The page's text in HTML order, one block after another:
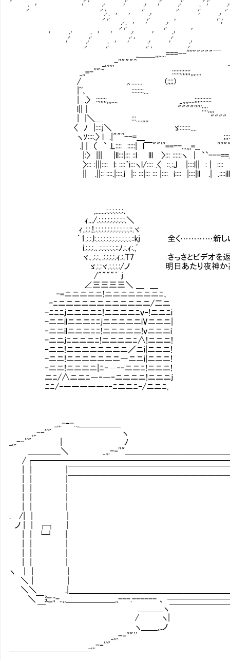
,: ' ' ,:', ' ,:' ' ,:' ,: ' ,:',:
,:',: ' ' ,:' , ' ,:', ' ,:'
,:',: ' ' ,:' , ' ,:', '
' ,:' ,: ' ' ,:', '
' ,:' ,: ' ' ,:', '
_＿＿,,,....===--''''"""""￣
_,,,,,,-''"""^
_,,=-''"~ ::::::;;;;;;,,,....
/ ,､....... (;;;;)
|ﾞ'､ ::::::::...
| .〉 ::;;;;;,,,.... _,,,,....;;;::::::::
l|| | """"'''''::::,,,,
| |＼＿ :::....,,,, """"
〈 ﾉ |::::j＼ ゞ:::::::....
ヽｿ::::.〉 l .|""''--=＿ ;;;:::....
.| | （ ` .L:::: :::::| l￣""'''==--...,,,=__
|:〉 ||| |ll:::|::: ::l lll 〉::: ::::::ヽ | ``---
〉::: :|||:::: l: ::::`i:::ヽl/:::: .〈 ::.:J |::::l|| : | ::::
|| .||:: ::::.|::::.i |:: :::|::: ::: |:::: i:::: |::::|ll .| .::::ill
,.......:.:.:.:.:.:､
ｨ.../.:.:.:.:.:.:.:.:.:.＼
ｨ..:.:.!.:.:.:.:.:.:.:.:.:.:.:.::.ヾ
´1.:.:.l:.:.:.:.:.:.:.:.:.:.:.:.::kj 全く…………新しい動画
i.:.:.:.､.:.:.:.:.:.::ﾉ.:.ｨ:.,'
ヾ､.:.:､.:.:.:.:.ｨ.:.Ｔ7 さっさとビデオを返して
ゞ.:.:ヾ.:.:.:.:/ノ 明日あたり夜神か高田を
/""""´ j
∠三三三三＼ ＿ ＿
‐=ニニニニニ!ニニニニニニニﾆ､
-ﾆニニニニニニニニニニニニ/二ニ
-ﾆﾆﾆｊニニニニﾆ!ニニニニﾆｖ‐!ニニﾆi
-ニニilニニニﾆﾆｊニニニニニiVニニニ|
‐ニニilニニニﾆﾆ!ニニニニニ!ｖニニニi
-ニニｊﾆニニニﾆ!ニニニニﾆ∧!ニニニ!
‐ニニ!ニニニニニニニニ／ニi|ニニニ!
-ニニ!ニニニニニニニ―ニニi|ニニニ!
‐ニニ!ニニニニ|ﾆ‐―‐‐ニニﾆ!ニニニ!
ニﾆ/∧ニニﾆ―‐―‐ニニニニ!ニニニｊ
ﾆﾆ/‐―――――‐‐ﾆニニﾆ‐/ニニﾆ,
_,,.-‐-.._＿＿＿＿＿
,,.-‐''" ヽ
_,,.-‐''" | ﾉ
＿＿＿＿＼ _,,.-‐''"＿＿＿＿＿＿＿＿＿＿＿＿＿
/
| | |￣￣￣￣￣￣￣￣￣￣￣￣￣￣￣￣￣￣￣
| | |￣￣￣￣￣￣￣￣￣￣￣￣￣￣￣￣￣￣￣
. /| | | .|
ノ | | ┌┐ |
| | └┘ |
ヽ | | | .|
＼ | | .|
＼＼ .|＿＿＿＿＿＿＿＿＿＿＿＿＿＿＿＿＿＿
＼￣辷;;-..,,＿＿＿＿＿＿,,---.------ 、
￣ ＿＿＿ヽ￣￣￣￣￣￣￣￣￣￣
/ ヽ|
ヽ＿＿,,.ノ
_,,.-‐''"¨
_,,.-‐''"
￣￣￣￣￣￣￣￣￣￣